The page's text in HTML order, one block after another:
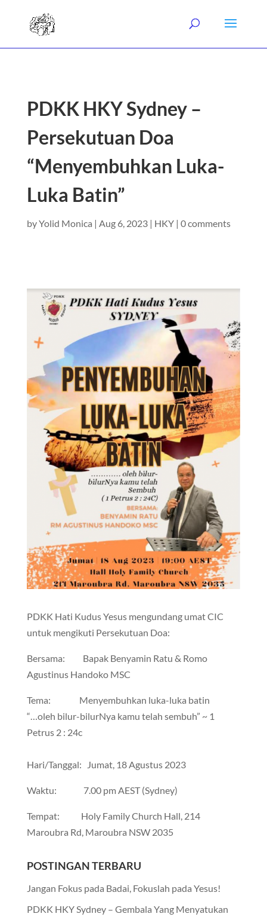
PDKK HKY Sydney –
Persekutuan Doa
“Menyembuhkan Luka-
Luka Batin”
byYolid Monica | Aug 6, 2023| HKY| 0 comments
PDKK Hati Kudus Yesus mengundang umat CIC
untuk mengikuti Persekutuan Doa:
Bersama: Bapak Benyamin Ratu & Romo
Agustinus Handoko MSC
Tema: Menyembuhkan luka-luka batin
“…oleh bilur-bilurNya kamu telah sembuh” ~ 1
Petrus 2 : 24c
Hari/Tanggal: Jumat, 18 Agustus 2023
Waktu: 7.00 pm AEST (Sydney)
Tempat: Holy Family Church Hall, 214
Maroubra Rd, Maroubra NSW 2035
POSTINGAN TERBARU
Jangan Fokus pada Badai, Fokuslah pada Yesus!
PDKK HKY Sydney – Gembala Yang Menyatukan